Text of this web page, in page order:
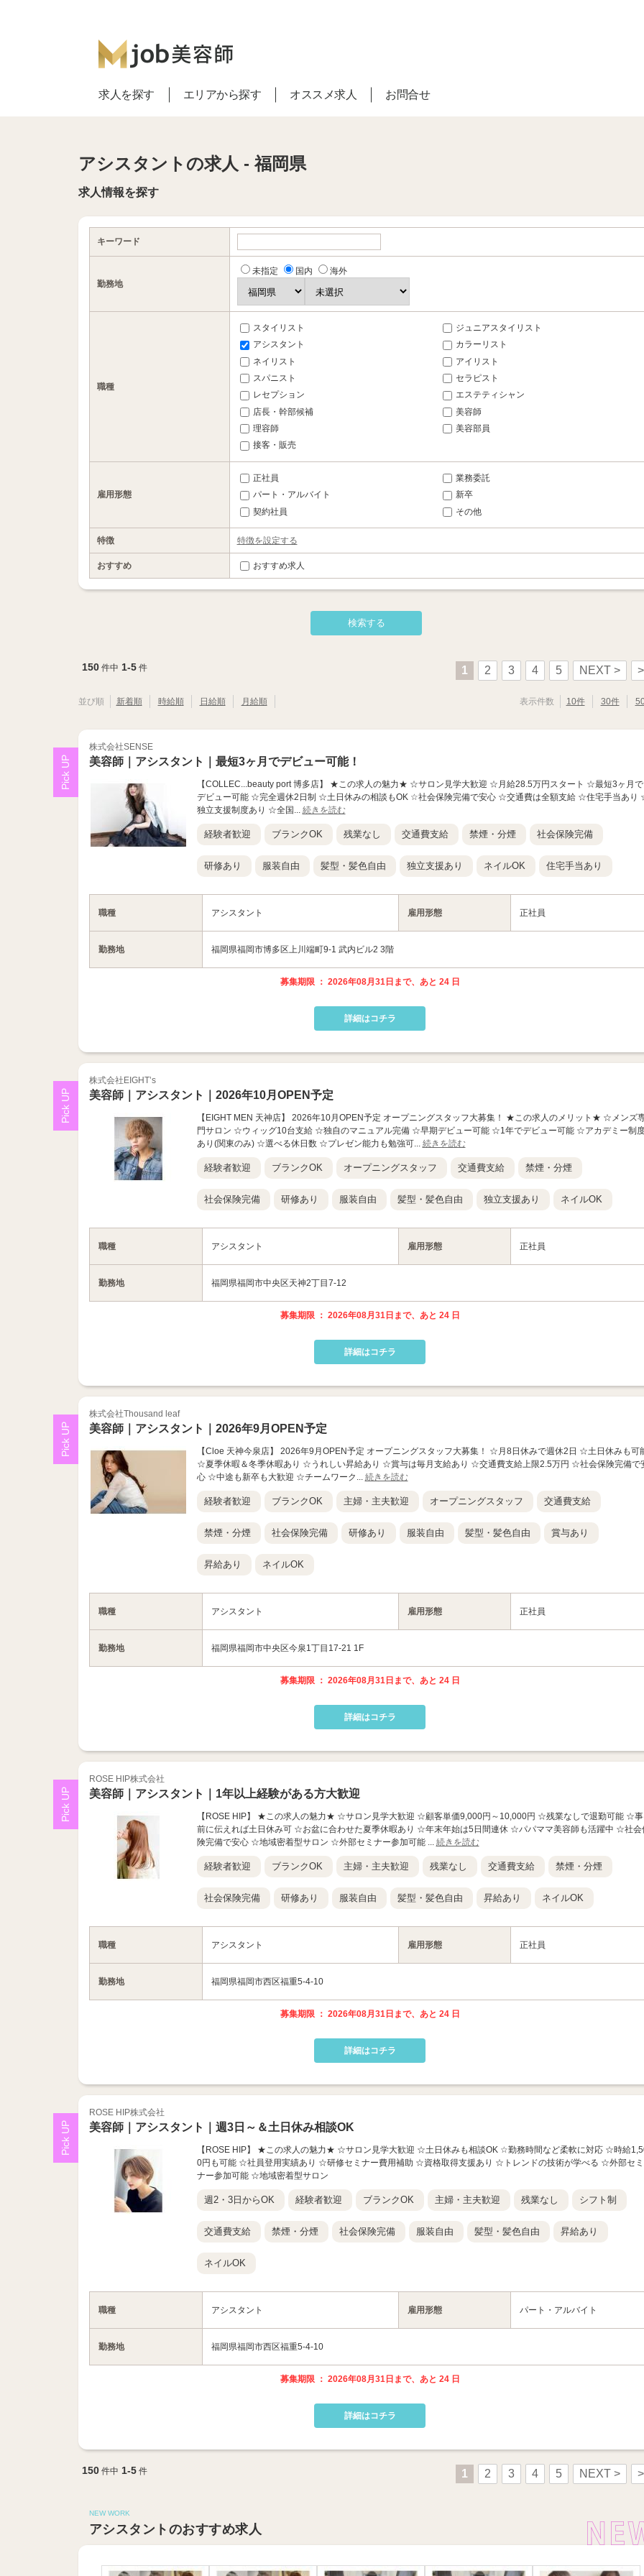
求人を探す エリアから探す オススメ求人 お問合せ
アシスタントの求人 - 福岡県
求人情報を探す
キーワード
勤務地
未指定 国内 海外
職種
スタイリスト
ジュニアスタイリスト
アシスタント
カラーリスト
ネイリスト
アイリスト
スパニスト
セラピスト
レセプション
エステティシャン
店長・幹部候補
美容師
理容師
美容部員
接客・販売
雇用形態
正社員
業務委託
パート・アルバイト
新卒
契約社員
その他
特徴 特徴を設定する
おすすめ おすすめ求人
150件中 1-5件 1 2 3 4 5 NEXT >
並び順 新着順 時給順 日給順 月給順 表示件数 10件 30件
株式会社SENSE
美容師｜アシスタント｜最短3ヶ月でデビュー可能！
【COLLEC...beauty port 博多店】 ★この求人の魅力★ ☆サロン見学大歓迎 ☆月給28.5万円スタート ☆最短3ヶ月で
デビュー可能 ☆完全週休2日制 ☆土日休みの相談もOK ☆社会保険完備で安心 ☆交通費は全額支給 ☆住宅手当あり
独立支援制度あり ☆全国... 続きを読む
経験者歓迎 ブランクOK 残業なし 交通費支給 禁煙・分煙 社会保険完備
研修あり 服装自由 髪型・髪色自由 独立支援あり ネイルOK 住宅手当あり
職種 アシスタント 雇用形態 正社員
勤務地 福岡県福岡市博多区上川端町9-1 武内ビル2 3階
募集期限 ： 2026年08月31日まで、あと 24 日
詳細はコチラ
株式会社EIGHT’s
美容師｜アシスタント｜2026年10月OPEN予定
【EIGHT MEN 天神店】 2026年10月OPEN予定 オープニングスタッフ大募集！ ★この求人のメリット★ ☆メンズ
門サロン ☆ウィッグ10台支給 ☆独自のマニュアル完備 ☆早期デビュー可能 ☆1年でデビュー可能 ☆アカデミー制
あり(関東のみ) ☆選べる休日数 ☆プレゼン能力も勉強可... 続きを読む
経験者歓迎 ブランクOK オープニングスタッフ 交通費支給 禁煙・分煙
社会保険完備 研修あり 服装自由 髪型・髪色自由 独立支援あり ネイルOK
職種 アシスタント 雇用形態 正社員
勤務地 福岡県福岡市中央区天神2丁目7-12
募集期限 ： 2026年08月31日まで、あと 24 日
詳細はコチラ
株式会社Thousand leaf
美容師｜アシスタント｜2026年9月OPEN予定
【Cloe 天神今泉店】 2026年9月OPEN予定 オープニングスタッフ大募集！ ☆月8日休みで週休2日 ☆土日休みも可
☆夏季休暇＆冬季休暇あり ☆うれしい昇給あり ☆賞与は毎月支給あり ☆交通費支給上限2.5万円 ☆社会保険完備で
心 ☆中途も新卒も大歓迎 ☆チームワーク... 続きを読む
経験者歓迎 ブランクOK 主婦・主夫歓迎 オープニングスタッフ 交通費支給
禁煙・分煙 社会保険完備 研修あり 服装自由 髪型・髪色自由 賞与あり
昇給あり ネイルOK
職種 アシスタント 雇用形態 正社員
勤務地 福岡県福岡市中央区今泉1丁目17-21 1F
募集期限 ： 2026年08月31日まで、あと 24 日
詳細はコチラ
ROSE HIP株式会社
美容師｜アシスタント｜1年以上経験がある方大歓迎
【ROSE HIP】 ★この求人の魅力★ ☆サロン見学大歓迎 ☆顧客単価9,000円～10,000円 ☆残業なしで退勤可能 ☆事
前に伝えれば土日休み可 ☆お盆に合わせた夏季休暇あり ☆年末年始は5日間連休 ☆パパママ美容師も活躍中 ☆社会
険完備で安心 ☆地域密着型サロン ☆外部セミナー参加可能 ... 続きを読む
経験者歓迎 ブランクOK 主婦・主夫歓迎 残業なし 交通費支給 禁煙・分煙
社会保険完備 研修あり 服装自由 髪型・髪色自由 昇給あり ネイルOK
職種 アシスタント 雇用形態 正社員
勤務地 福岡県福岡市西区福重5-4-10
募集期限 ： 2026年08月31日まで、あと 24 日
詳細はコチラ
ROSE HIP株式会社
美容師｜アシスタント｜週3日～＆土日休み相談OK
【ROSE HIP】 ★この求人の魅力★ ☆サロン見学大歓迎 ☆土日休みも相談OK ☆勤務時間など柔軟に対応 ☆時給
0円も可能 ☆社員登用実績あり ☆研修セミナー費用補助 ☆資格取得支援あり ☆トレンドの技術が学べる ☆外部セミ
ナー参加可能 ☆地域密着型サロン
週2・3日からOK 経験者歓迎 ブランクOK 主婦・主夫歓迎 残業なし シフト制
交通費支給 禁煙・分煙 社会保険完備 服装自由 髪型・髪色自由 昇給あり
ネイルOK
職種 アシスタント 雇用形態 パート・アルバイト
勤務地 福岡県福岡市西区福重5-4-10
募集期限 ： 2026年08月31日まで、あと 24 日
詳細はコチラ
150件中 1-5件 1 2 3 4 5 NEXT >
NEW WORK
アシスタントのおすすめ求人